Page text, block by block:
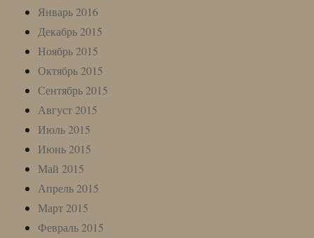
Январь 2016
Декабрь 2015
Ноябрь 2015
Октябрь 2015
Сентябрь 2015
Август 2015
Июль 2015
Июнь 2015
Май 2015
Апрель 2015
Март 2015
Февраль 2015